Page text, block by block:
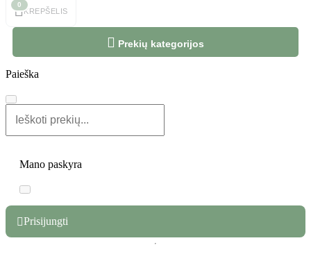

0
KREPŠELIS
 Prekių kategorijos
Paieška
Mano paskyra
Prisijungti